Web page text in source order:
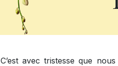
C’est avec tristesse que